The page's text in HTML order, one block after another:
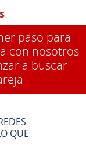
paso para
con nosotros
a buscar
QUE